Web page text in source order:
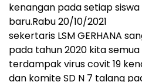
kenangan pada setiap
baru.Rabu 20/10/2021
sekertaris LSM GERHANA
pada tahun 2020 kita
terdampak virus covit 19
dan komite SD N 7 talang